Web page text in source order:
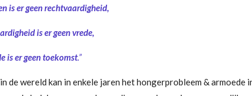
is er geen rechtvaardigheid,
is er geen vrede,
is er geen toekomst.”
de wereld kan in enkele jaren het hongerprobleem & armoede